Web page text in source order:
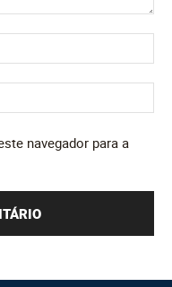
navegador para a